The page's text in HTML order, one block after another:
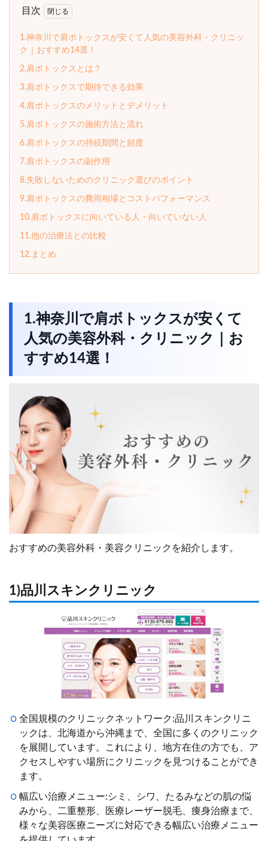
目次
1.神奈川で肩ボトックスが安くて人気の美容外科・クリニッ
ク｜おすすめ14選！
2.肩ボトックスとは？
3.肩ボトックスで期待できる効果
4.肩ボトックスのメリットとデメリット
5.肩ボトックスの施術方法と流れ
6.肩ボトックスの持続期間と頻度
7.肩ボトックスの副作用
8.失敗しないためのクリニック選びのポイント
9.肩ボトックスの費用相場とコストパフォーマンス
10.肩ボトックスに向いている人・向いていない人
11.他の治療法との比較
12.まとめ
1.神奈川で肩ボトックスが安くて
人気の美容外科・クリニック｜お
すすめ14選！
おすすめの美容外科・美容クリニックを紹介します。
1)品川スキンクリニック
全国規模のクリニックネットワーク:品川スキンクリニ
ックは、北海道から沖縄まで、全国に多くのクリニック
を展開しています。これにより、地方在住の方でも、ア
クセスしやすい場所にクリニックを見つけることができ
ます。
幅広い治療メニュー:シミ、シワ、たるみなどの肌の悩
みから、二重整形、医療レーザー脱毛、痩身治療まで、
様々な美容医療ニーズに対応できる幅広い治療メニュー